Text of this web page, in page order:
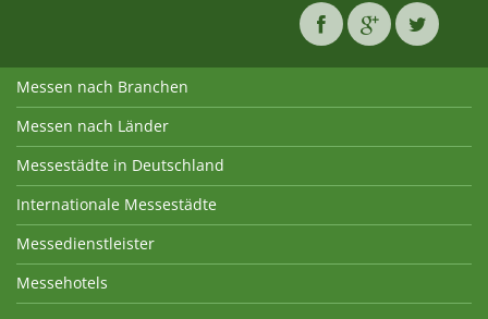
Messen nach Branchen
Messen nach Länder
Messestädte in Deutschland
Internationale Messestädte
Messedienstleister
Messehotels